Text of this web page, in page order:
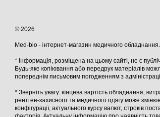
© 2026
Med-bio - інтернет-магазин медичного обладнання.
* Інформація, розміщена на цьому сайті, не є
Будь-яке копіювання або передрук матеріалів
попереднім письмовим погодженням з
* Зверніть увагу: кінцева вартість обладнання,
рентген-захисного та медичного одягу може
конфігурації, актуального курсу валют, строків